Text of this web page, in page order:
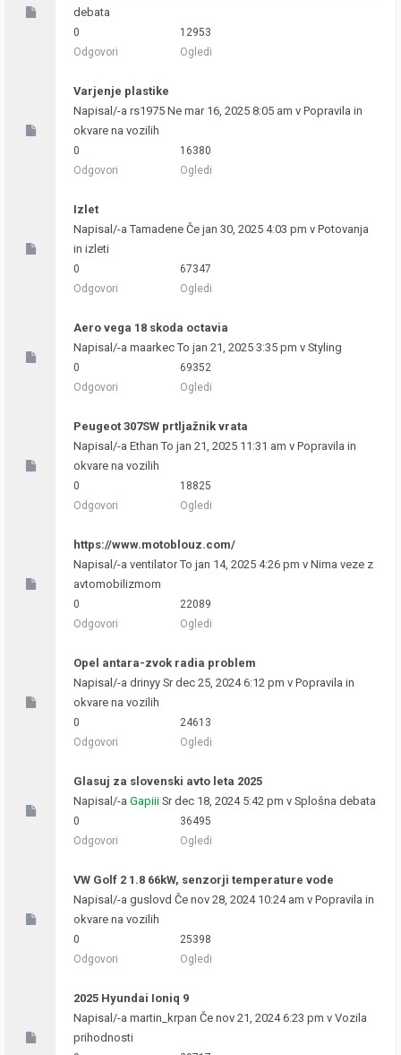
debata
0
Odgovori
12953
Ogledi
Varjenje plastike
Napisal/-a rs1975 Ne mar 16, 2025 8:05 am v Popravila in
okvare na vozilih
0
Odgovori
16380
Ogledi
Izlet
Napisal/-aTamadene Če jan 30, 2025 4:03 pm v Potovanja
in izleti
0
Odgovori
67347
Ogledi
Aero vega 18 skoda octavia
Napisal/-a maarkecTo jan 21, 2025 3:35 pm v Styling
0
Odgovori
69352
Ogledi
Peugeot 307SW prtljažnik vrata
Napisal/-a Ethan To jan 21, 2025 11:31 am v Popravila in
okvare na vozilih
0
Odgovori
18825
Ogledi
https://www.motoblouz.com/
Napisal/-a ventilatorTo jan 14, 2025 4:26 pm v Nima veze z
avtomobilizmom
0
Odgovori
22089
Ogledi
Opel antara-zvok radia problem
Napisal/-a drinyy Sr dec 25, 2024 6:12 pm v Popravila in
okvare na vozilih
0
Odgovori
24613
Ogledi
Glasuj za slovenski avto leta 2025
Napisal/-a Gapiii Sr dec 18, 2024 5:42 pm v Splošna debata
0
Odgovori
36495
Ogledi
VW Golf 2 1.8 66kW, senzorji temperature vode
Napisal/-a guslovd Če nov 28, 2024 10:24 am v Popravila in
okvare na vozilih
0
Odgovori
25398
Ogledi
2025 Hyundai Ioniq 9
Napisal/-a martin_krpan Če nov 21, 2024 6:23 pm v Vozila
prihodnosti